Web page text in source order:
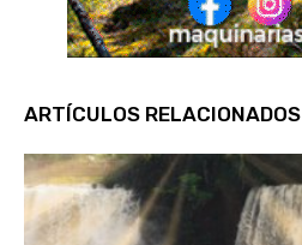
ARTÍCULOS RELACIONADOS